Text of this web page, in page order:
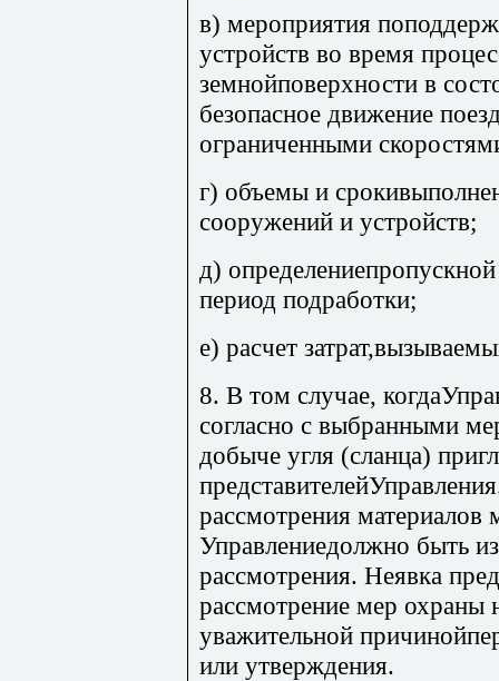
в) мероприятия
устройств во время
земнойповерхности в
безопасное движение
ограниченными
г) объемы и
сооружений и устройств;
д)
период подработки;
е) расчет
8. В том случае,
согласно с выбранными
добыче угля (сланца)
рассмотрения материалов
Управлениедолжно быть
рассмотрения. Неявка
рассмотрение мер охраны
уважительной
или утверждения.